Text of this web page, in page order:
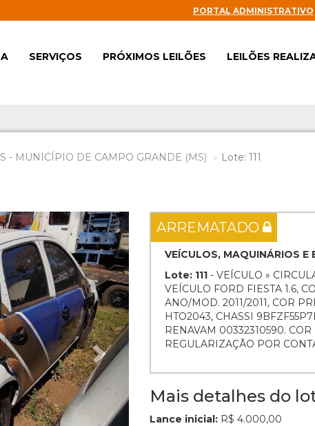
PORTAL ADMINISTRATIVO
SERVIÇOS PRÓXIMOS LEILÕES LEILÕES
- MUNICÍPIO DE CAMPO GRANDE (MS) Lote: 111
Next ARREMATADO
VEÍCULOS, MAQUINÁRIOS E
Lote: 111 - VEÍCULO »
VEÍCULO FORD FIESTA 1.6,
ANO/MOD. 2011/2011, COR
HTO2043, CHASSI
RENAVAM 00332310590.
REGULARIZAÇÃO POR
Mais detalhes do
Lance inicial: R$ 4.000,00